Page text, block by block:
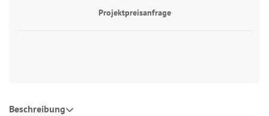
Projektpreisanfrage
Beschreibung